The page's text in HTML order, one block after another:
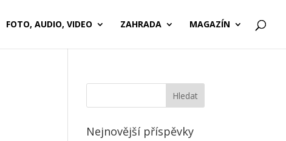
FOTO, AUDIO, VIDEO ZAHRADA MAGAZÍN
Nejnovější příspěvky